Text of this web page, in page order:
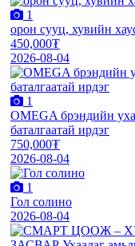
1
орон сууц, хувийн
450,000₮
2026-08-04
1
OMEGA брэндийн
баталгаатай ирдэг
750,000₮
2026-08-04
1
Гол солино
2026-08-04